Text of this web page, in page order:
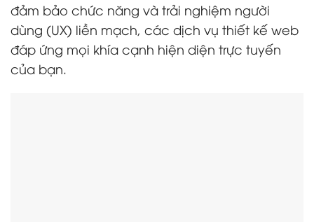
đảm bảo chức năng và trải nghiệm người
dùng (UX) liền mạch, các dịch vụ thiết kế web
đáp ứng mọi khía cạnh hiện diện trực tuyến
của bạn.